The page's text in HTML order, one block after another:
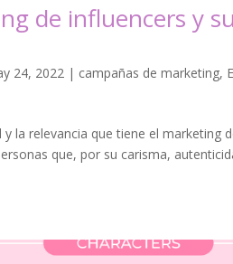
de influencers y
24, 2022 | campañas de marketing,
la relevancia que tiene el marketing
que, por su carisma,